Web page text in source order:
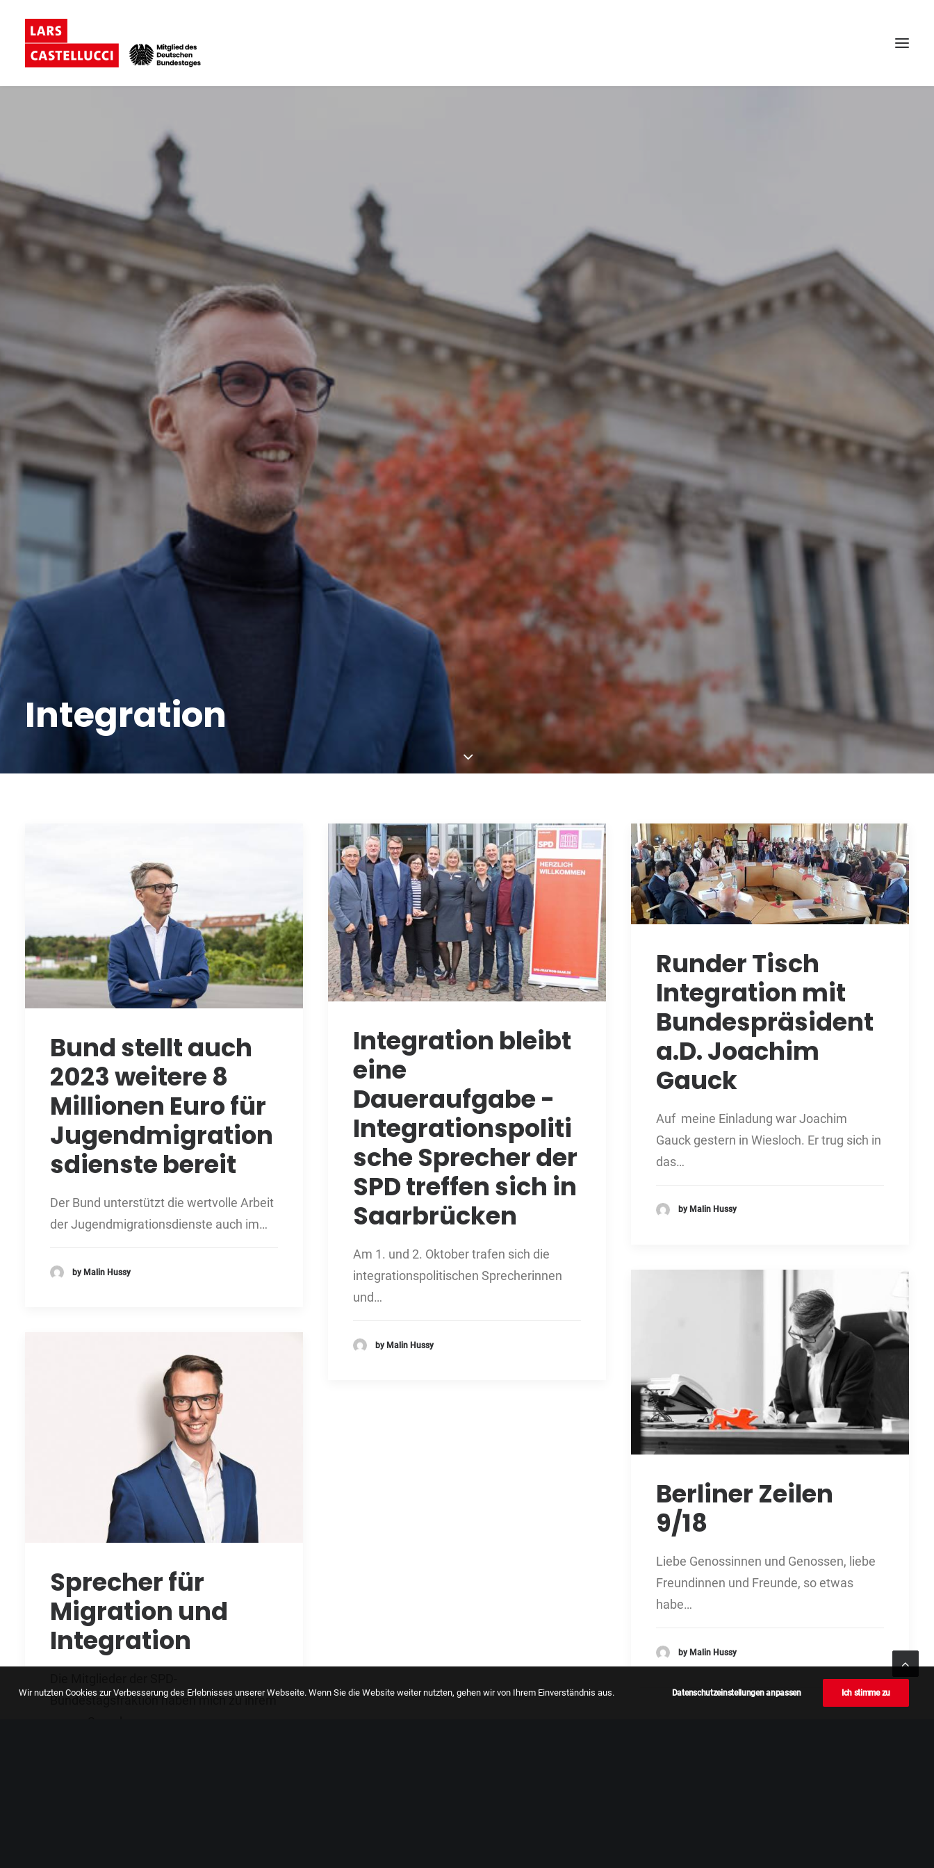
Integration
Bund stellt auch
2023 weitere 8
Millionen Euro für
Jugendmigration
sdienste bereit
Der Bund unterstützt die wertvolle Arbeit
der Jugendmigrationsdienste auch im…
by Malin Hussy
Integration bleibt
eine
Daueraufgabe -
Integrationspoliti
sche Sprecher der
SPD treffen sich in
Saarbrücken
Am 1. und 2. Oktober trafen sich die
integrationspolitischen Sprecherinnen
und…
by Malin Hussy
Runder Tisch
Integration mit
Bundespräsident
a.D. Joachim
Gauck
Auf meine Einladung war Joachim
Gauck gestern in Wiesloch. Er trug sich in
das…
by Malin Hussy
Berliner Zeilen
9/18
Liebe Genossinnen und Genossen, liebe
Freundinnen und Freunde, so etwas
habe…
by Malin Hussy
Sprecher für
Migration und
Integration
Bundestagsfraktion haben mich zu ihrem
Wir nutzten Cookies zur Verbesserung des Erlebnisses unserer Webseite. Wenn Sie die Website weiter nutzten, gehen wir von Ihrem Einverständnis aus. Datenschutzeinstellungen anpassen Ich stimme zu